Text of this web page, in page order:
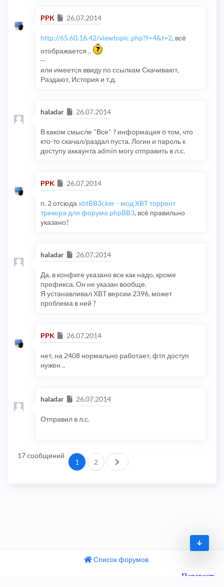
PPK Сообщение
26.07.2014
http://65.60.16.42/viewtopic.php?f=4&t=2, всё
отображается ..
--
или имеется ввиду по ссылкам Скачивают,
Раздают, История и т.д.
haladar Сообщение
26.07.2014
В каком смысле "Все" ? информация о том, что
кто-то скачал/раздал пуста. Логин и пароль к
доступу аккаунта admin могу отправить в л.с.
PPK Сообщение
26.07.2014
п. 2 отсюда xbtBB3cker - мод XBT торрент
трекера для форума phpBB3, всё правильно
указано?
haladar Сообщение
26.07.2014
Да, в конфиге указано все как надо, кроме
префикса. Он не указан вообще.
Я устанавливал XBT версии 2396, может
проблема в ней ?
PPK Сообщение
26.07.2014
нет, на 2408 нормально работает, фтп доступ
нужен ..
haladar Сообщение
26.07.2014
Отправил в л.с.
17 сообщений
1 2 След.
Список форумов